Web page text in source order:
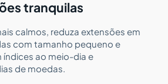
tranquilas
calmos, reduza extensões em
com tamanho pequeno e
índices ao meio-dia e
de moedas.